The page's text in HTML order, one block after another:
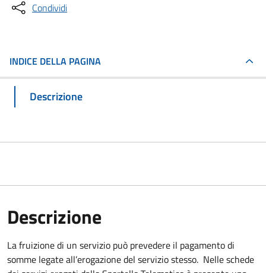
Condividi
INDICE DELLA PAGINA
Descrizione
Descrizione
La fruizione di un servizio può prevedere il pagamento di
somme legate all’erogazione del servizio stesso. Nelle schede